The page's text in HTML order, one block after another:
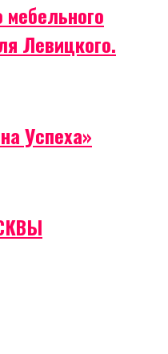
Левицкого.
Успеха»